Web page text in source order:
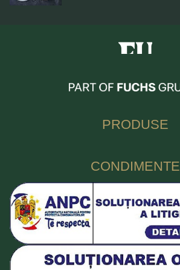
PRODUSE
CONDIMENTE